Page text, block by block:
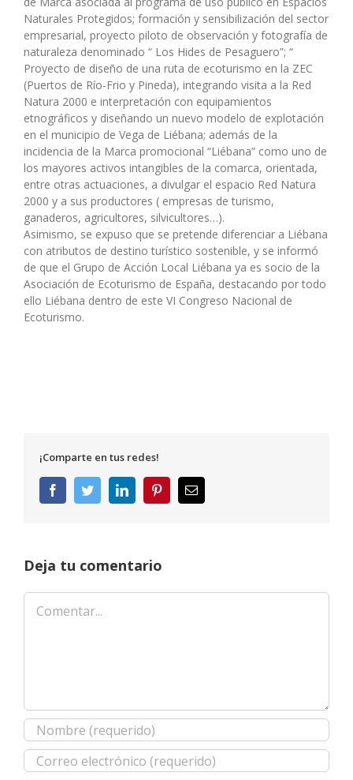
Naturales Protegidos; formación y sensibilización del sector
empresarial, proyecto piloto de observación y fotografía de
naturaleza denominado “ Los Hides de Pesaguero”; “
Proyecto de diseño de una ruta de ecoturismo en la ZEC
(Puertos de Río-Frio y Pineda), integrando visita a la Red
Natura 2000 e interpretación con equipamientos
etnográficos y diseñando un nuevo modelo de explotación
en el municipio de Vega de Liébana; además de la
incidencia de la Marca promocional “Liébana” como uno de
los mayores activos intangibles de la comarca, orientada,
entre otras actuaciones, a divulgar el espacio Red Natura
2000 y a sus productores ( empresas de turismo,
ganaderos, agricultores, silvicultores…).
Asimismo, se expuso que se pretende diferenciar a Liébana
con atributos de destino turístico sostenible, y se informó
de que el Grupo de Acción Local Liébana ya es socio de la
Asociación de Ecoturismo de España, destacando por todo
ello Liébana dentro de este VI Congreso Nacional de
Ecoturismo.
¡Comparte en tus redes!
FacebookTwitterLinkedInPinterestCorreo
electrónico
Deja tu comentario
Comentar